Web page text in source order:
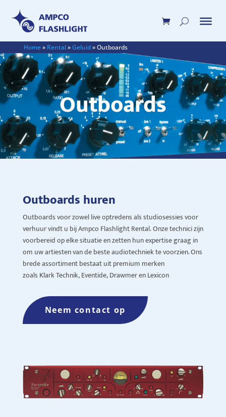
Home» Rental»Geluid»Outboards
Outboards
Outboards huren
Outboardsvoor zowel live optredens als studiosessies voor
verhuur vindt u bij Ampco FlashlightRental.Onze technici zijn
voorbereid op elke situatie en zetten hun expertise graag in
om uw artiesten van de beste audiotechniek te voorzien. Ons
brede assortiment bestaat uit premium merken
zoals KlarkTechnik,Eventide,Drawmeren Lexicon
Neem contact op